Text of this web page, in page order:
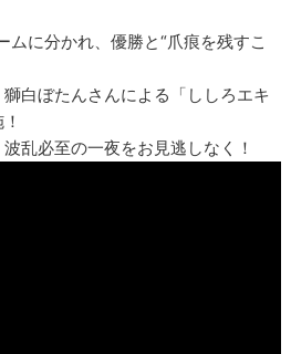
に分かれ、優勝と“爪痕を残すこ
白ぼたんさんによる「ししろエキ
乱必至の一夜をお見逃しなく！